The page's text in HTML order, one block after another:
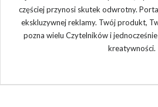
częściej przynosi skutek odwrotny.
ekskluzywnej reklamy. Twój produkt,
pozna wielu Czytelników i
kreatywności.